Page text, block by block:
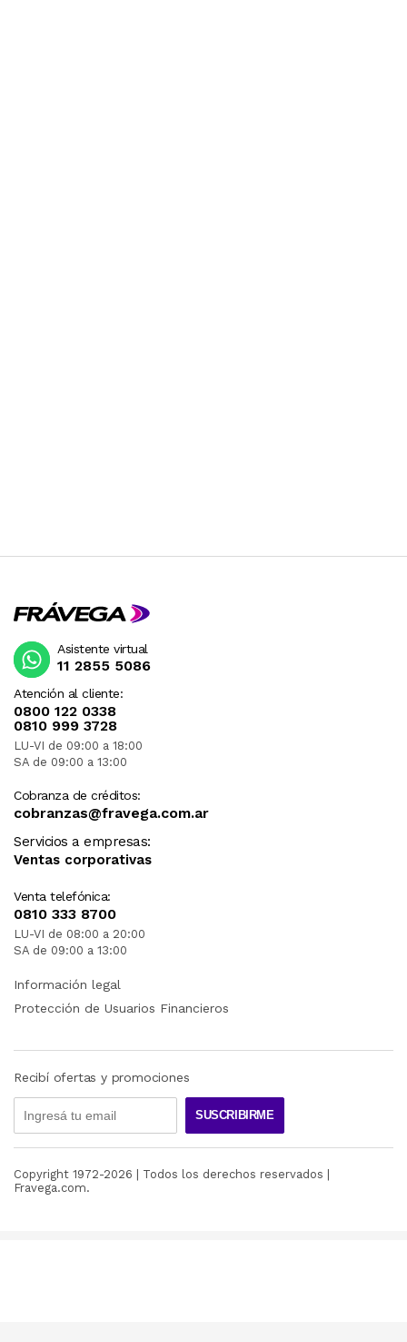
Atención al cliente:
0800 122 0338
0810 999 3728
LU-VI de 09:00 a 18:00
SA de 09:00 a 13:00
Cobranza de créditos:
cobranzas@fravega.com.ar
Servicios a empresas:
Ventas corporativas
Venta telefónica:
0810 333 8700
LU-VI de 08:00 a 20:00
SA de 09:00 a 13:00
Asistente virtual
11 2855 5086
Información legal
Protección de Usuarios Financieros
Recibí ofertas y promociones
SUSCRIBIRME
Copyright 1972-2026 | Todos los derechos reservados |
Fravega.com.